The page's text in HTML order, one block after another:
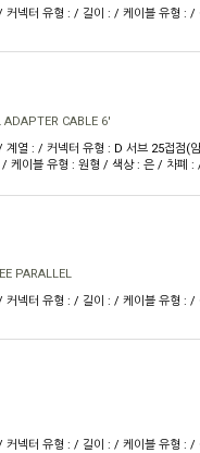
넥터 유형 : / 길이 : / 케이블 유형 : /
ADAPTER CABLE 6'
열 : / 커넥터 유형 : D 서브 25접점(
케이블 유형 : 원형 / 색상 : 은 / 차폐 :
PARALLEL
넥터 유형 : / 길이 : / 케이블 유형 : /
넥터 유형 : / 길이 : / 케이블 유형 : /